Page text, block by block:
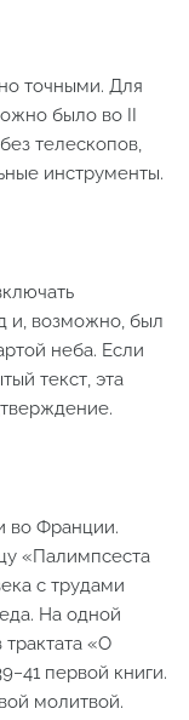
точными. Для
было во II
телескопов,
инструменты.
и, возможно, был
неба. Если
текст, эта
во Франции.
«Палимпсеста
с трудами
На одной
«О
первой книги.
молитвой.